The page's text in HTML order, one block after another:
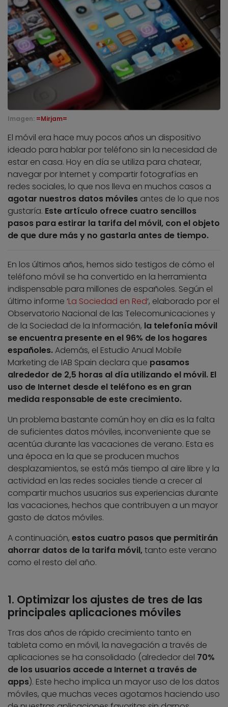
Imagen: =Mirjam=
El móvil era hace muy pocos años un dispositivo
ideado para hablar por teléfono sin la necesidad de
estar en casa. Hoy en día se utiliza para chatear,
navegar por Internet y compartir fotografías en
redes sociales, lo que nos lleva en muchos casos a
agotar nuestros datos móviles antes de lo que nos
gustaría. Este artículo ofrece cuatro sencillos
pasos para estirar la tarifa del móvil, con el objeto
de que dure más y no gastarla antes de tiempo.
En los últimos años, hemos sido testigos de cómo el
teléfono móvil se ha convertido en la herramienta
indispensable para millones de españoles. Según el
último informe ‘La Sociedad en Red‘, elaborado por el
Observatorio Nacional de las Telecomunicaciones y
de la Sociedad de la Información, la telefonía móvil
se encuentra presente en el 96% de los hogares
españoles.Además, el Estudio Anual Mobile
Marketing de IAB Spain declara que pasamos
alrededor de 2,5 horas al día utilizando el móvil. El
uso de Internet desde el teléfono es en gran
medida responsable de este crecimiento.
Un problema bastante común hoy en día es la falta
de suficientes datos móviles, inconveniente que se
acentúa durante las vacaciones de verano. Esta es
una época en la que se producen muchos
desplazamientos, se está más tiempo al aire libre y la
actividad en las redes sociales tiende a crecer al
compartir muchos usuarios sus experiencias durante
las vacaciones, hechos que contribuyen a un mayor
gasto de datos móviles.
A continuación, estos cuatro pasos que permitirán
ahorrar datos de la tarifa móvil,tanto este verano
como el resto del año.
1. Optimizar los ajustes de tres de las
principales aplicaciones móviles
Tras dos años de rápido crecimiento tanto en
tableta como en móvil, la navegación a través de
aplicaciones se ha consolidado (alrededor del 70%
de los usuarios accede a Internet a través de
apps). Este hecho implica un mayor uso de los datos
móviles, que muchas veces agotamos haciendo uso